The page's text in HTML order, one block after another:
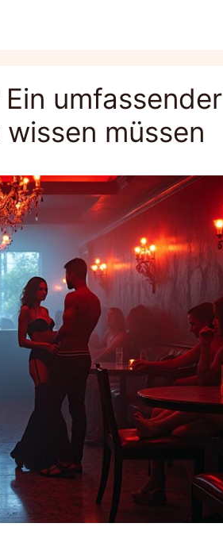
umfassender
müssen